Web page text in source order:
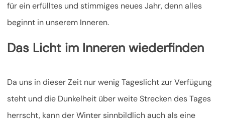
für ein erfülltes und stimmiges neues Jahr, denn alles
beginnt in unserem Inneren.
Das Licht im Inneren wiederfinden
Da uns in dieser Zeit nur wenig Tageslicht zur Verfügung
steht und die Dunkelheit über weite Strecken des Tages
herrscht, kann der Winter sinnbildlich auch als eine